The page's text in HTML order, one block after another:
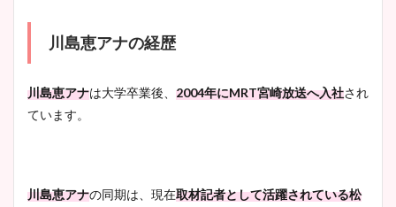
川島恵アナの経歴
川島恵アナは大学卒業後、 2004年にMRT宮崎放送へ入社され
ています。
川島恵アナの同期は、現在取材記者として活躍されている松